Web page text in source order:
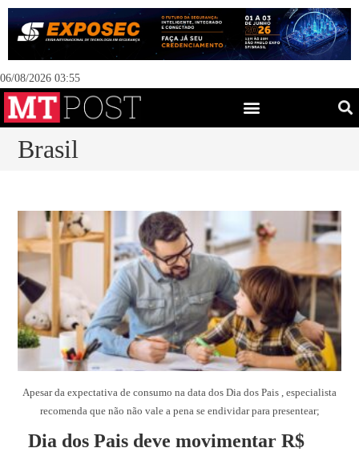
06/08/2026 03:55
Brasil
Apesar da expectativa de consumo na data dos Dia dos Pais , especialista
recomenda que não não vale a pena se endividar para presentear;
Dia dos Pais deve movimentar R$